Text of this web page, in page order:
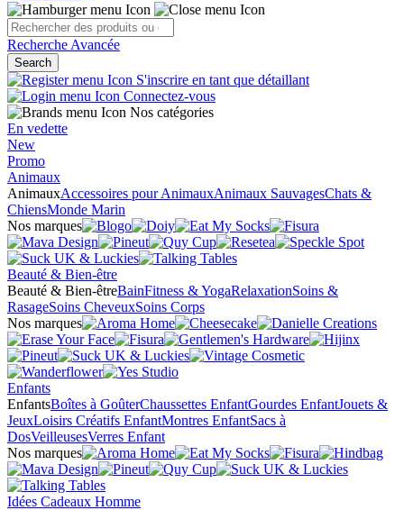
Recherche Avancée
Search
S'inscrire en tant que détaillant
Connectez-vous
Nos catégories
En vedette
New
Promo
Animaux
AnimauxAccessoires pour AnimauxAnimaux SauvagesChats &
ChiensMonde Marin
Nos marques
Beauté & Bien-être
Beauté & Bien-êtreBainFitness & YogaRelaxationSoins &
RasageSoins CheveuxSoins Corps
Nos marques
Enfants
EnfantsBoîtes à GoûterChaussettes EnfantGourdes EnfantJouets &
JeuxLoisirs Créatifs EnfantMontres EnfantSacs à
DosVeilleusesVerres Enfant
Nos marques
Idées Cadeaux Homme